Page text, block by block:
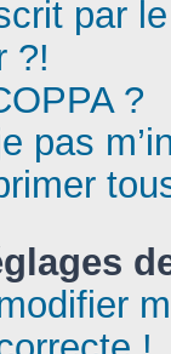
par
?!
?
pas